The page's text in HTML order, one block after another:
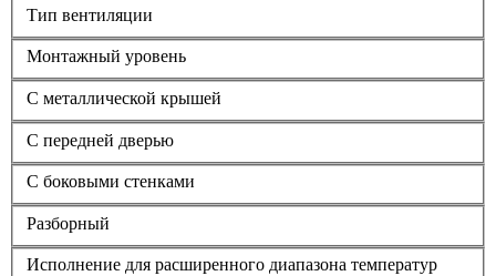
Тип вентиляции
Монтажный уровень
С металлической крышей
С передней дверью
С боковыми стенками
Разборный
Исполнение для расширенного диапазона температур